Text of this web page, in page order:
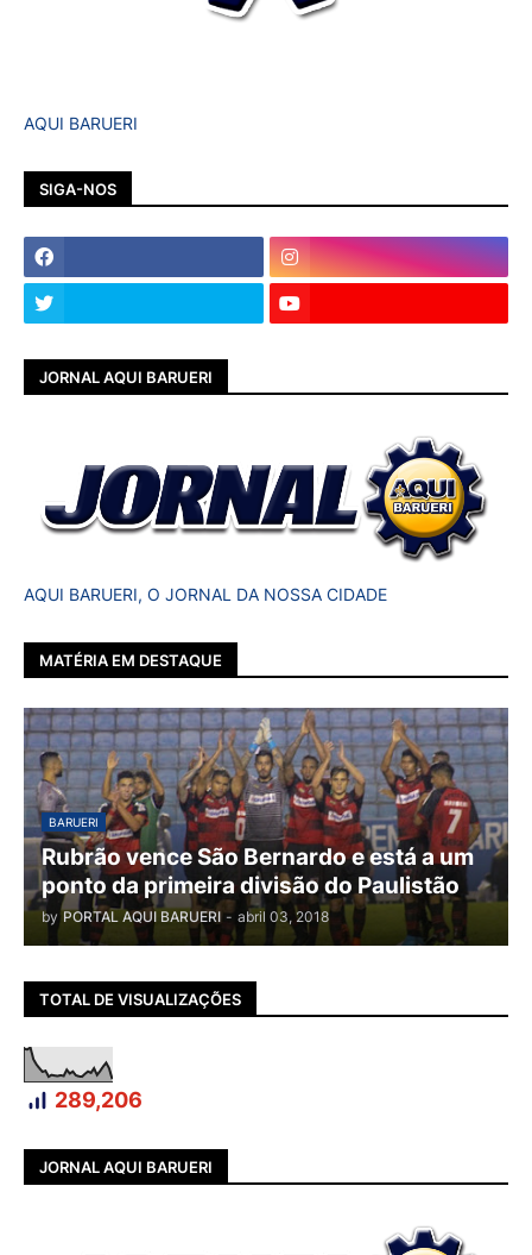
AQUI BARUERI
SIGA-NOS
JORNAL AQUI BARUERI
AQUI BARUERI, O JORNAL DA NOSSA CIDADE
MATÉRIA EM DESTAQUE
BARUERI
Rubrão vence São Bernardo e está a um
ponto da primeira divisão do Paulistão
by PORTAL AQUI BARUERI - abril 03, 2018
TOTAL DE VISUALIZAÇÕES
289,206
JORNAL AQUI BARUERI